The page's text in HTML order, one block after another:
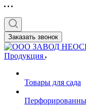
Заказать звонок
Продукция
Товары для сада